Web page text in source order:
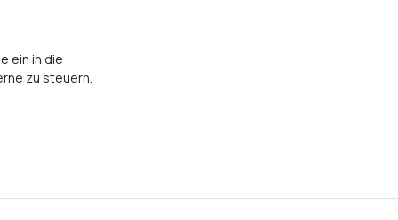
ein in die
zu steuern.